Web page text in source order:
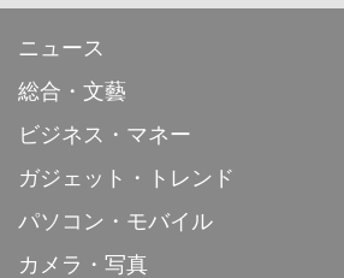
ニュース
総合・文藝
ビジネス・マネー
ガジェット・トレンド
パソコン・モバイル
カメラ・写真